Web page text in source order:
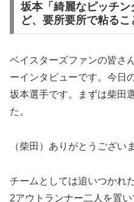
坂本「綺麗なピッチ
ど、要所要所で粘るこ
ベイスターズファンの皆さ
ーインタビューです。今日
坂本選手です。まずは柴田
た。
（柴田）ありがとうござい
チームとしては追いつかれ
2アウトランナー二人を置